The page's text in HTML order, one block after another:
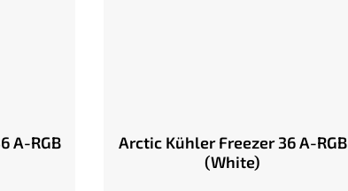
A-RGB
Arctic Kühler Freezer 36 A-RGB
(White)